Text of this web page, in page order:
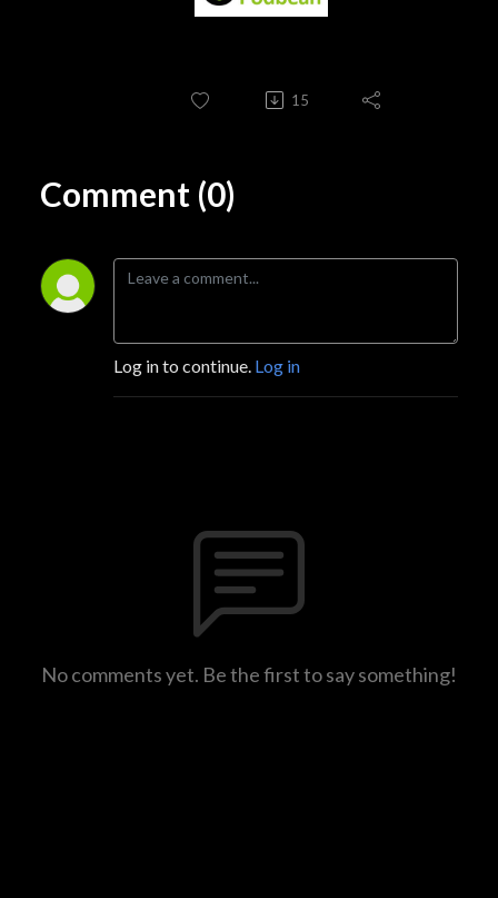
15
Comment (0)
Log in to continue. Log in
No comments yet. Be the first to say something!